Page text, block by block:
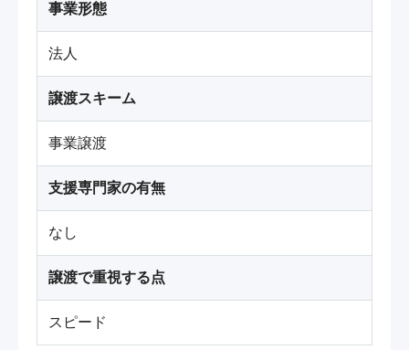
事業形態
法人
譲渡スキーム
事業譲渡
支援専門家の有無
なし
譲渡で重視する点
スピード